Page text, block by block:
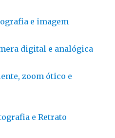
e imagem
digital e analógica
zoom ótico e
e Retrato